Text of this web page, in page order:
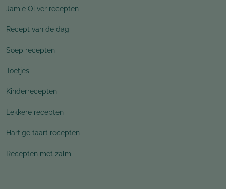
Jamie Oliver recepten
Recept van de dag
Soep recepten
Toetjes
Kinderrecepten
Lekkere recepten
Hartige taart recepten
Recepten met zalm